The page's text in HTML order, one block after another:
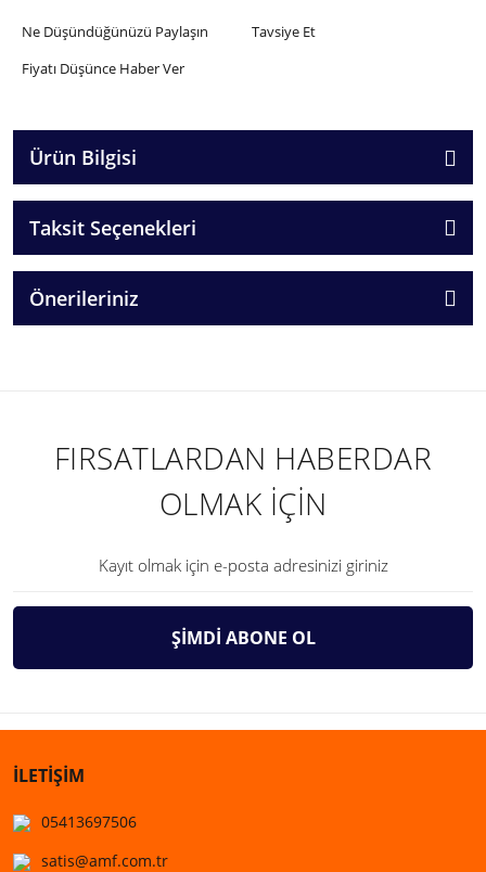
Ne Düşündüğünüzü Paylaşın
Tavsiye Et
Fiyatı Düşünce Haber Ver
Ürün Bilgisi
Taksit Seçenekleri
Önerileriniz
FIRSATLARDAN HABERDAR
OLMAK İÇİN
ŞİMDİ ABONE OL
İLETİŞİM
05413697506
satis@amf.com.tr